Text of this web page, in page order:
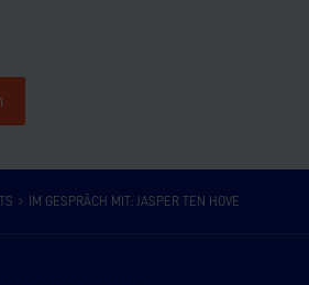
IM GESPRÄCH MIT: JASPER TEN HOVE